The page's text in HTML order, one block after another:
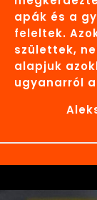
apák és a
feleltek.
születtek,
alapjuk
ugyanarról